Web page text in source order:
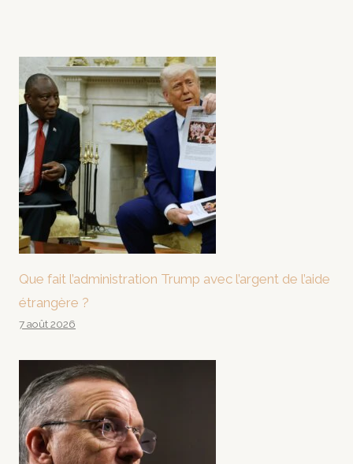
Que fait l’administration Trump avec l’argent de l’aide
étrangère ?
7 août 2026